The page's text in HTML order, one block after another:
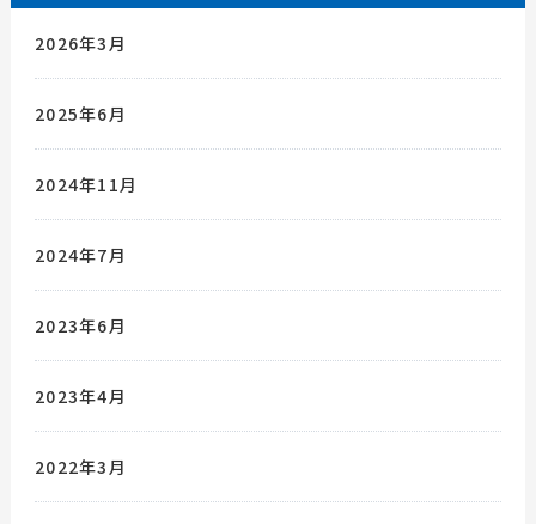
2026年3月
2025年6月
2024年11月
2024年7月
2023年6月
2023年4月
2022年3月